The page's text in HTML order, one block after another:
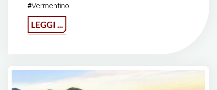
#Vermentino
LEGGI ...
Il